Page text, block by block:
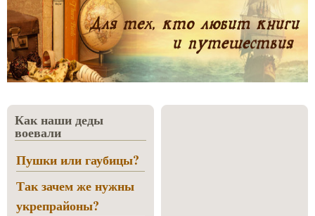
Как наши деды
воевали
Пушки или гаубицы?
Так зачем же нужны
укрепрайоны?